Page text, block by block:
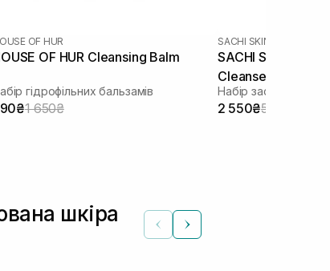
OF HUR
OF HUR Cleansing Balm
гідрофільних бальзамів
1 650₴
SACHI SKIN
SACHI SKIN
Cleanser 2 шт
2 550₴5 100₴
шкіра